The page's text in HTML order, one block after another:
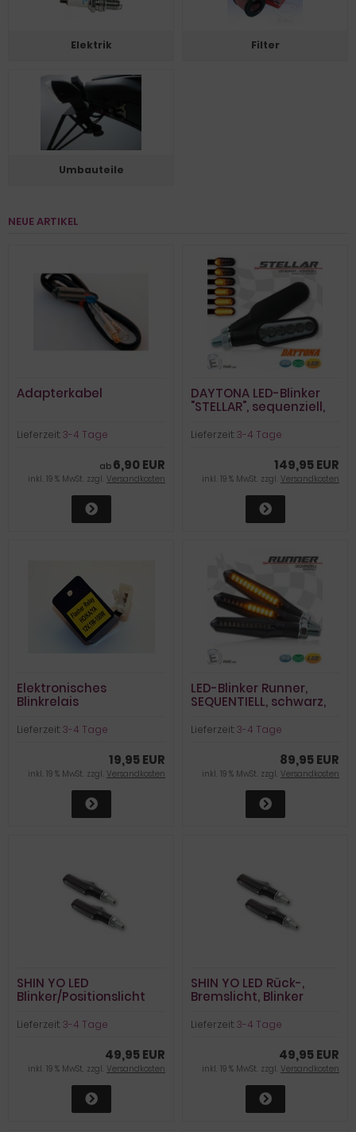
Elektrik Filter
Umbauteile
NEUE ARTIKEL
Adapterkabel
Lieferzeit:3-4 Tage
ab 6,90 EUR
inkl. 19 % MwSt. zzgl. Versandkosten
DAYTONA LED-Blinker
"STELLAR", sequenziell,
Lieferzeit:3-4 Tage
149,95 EUR
inkl. 19 % MwSt. zzgl. Versandkosten
Elektronisches
Blinkrelais
Lieferzeit:3-4 Tage
19,95 EUR
inkl. 19 % MwSt. zzgl. Versandkosten
LED-Blinker Runner,
SEQUENTIELL, schwarz,
Lieferzeit:3-4 Tage
89,95 EUR
inkl. 19 % MwSt. zzgl. Versandkosten
SHIN YO LED
Blinker/Positionslicht
Lieferzeit:3-4 Tage
49,95 EUR
inkl. 19 % MwSt. zzgl. Versandkosten
SHIN YO LED Rück-,
Bremslicht, Blinker
Lieferzeit:3-4 Tage
49,95 EUR
inkl. 19 % MwSt. zzgl. Versandkosten